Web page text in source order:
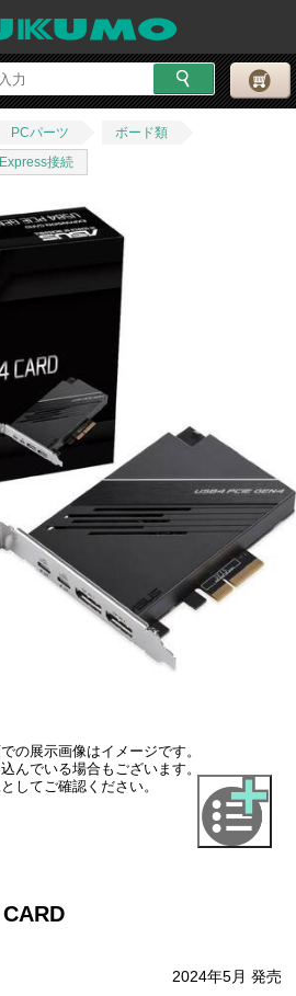
PCパーツ
ボード類
接続
の展示画像はイメージです。
んでいる場合もございます。
してご確認ください。
2024年5月 発売